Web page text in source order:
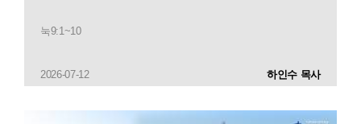
눅9:1~10
2026-07-12 하인수 목사